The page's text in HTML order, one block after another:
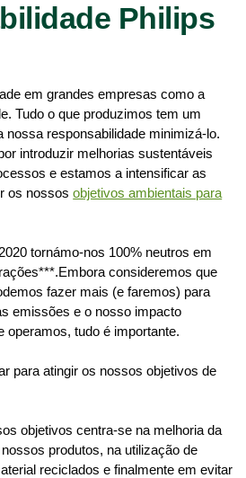
Philips
em grandes empresas como a
Tudo o que produzimos tem um
nossa responsabilidade minimizá-lo.
introduzir melhorias sustentáveis
e estamos a intensificar as
os nossosobjetivos ambientais para
tornámo-nos 100% neutros em
consideremos que
fazer mais (e faremos) para
emissões e o nosso impacto
operamos, tudo é importante.
para atingir os nossos objetivos de
objetivos centra-se na melhoria da
produtos, na utilização de
reciclados e finalmente em evitar